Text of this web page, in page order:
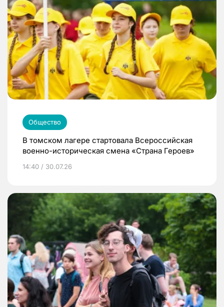
Общество
В томском лагере стартовала Всероссийская
военно-историческая смена «Страна Героев»
14:40 / 30.07.26